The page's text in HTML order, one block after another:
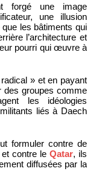
forgé une image
une illusion
les bâtiments qui
l’architecture et
pourri qui œuvre à
radical » et en payant
des groupes comme
les idéologies
liés à Daech
formuler contre de
contre le Qatar, ils
diffusées par la